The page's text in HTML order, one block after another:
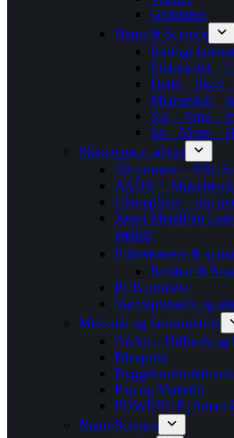
Globisens
Natur & Science
Biologi-
Elektricitet –
Hede – Skov
Mennesket –
Sol – Vind –
Sø – Mose –
Makerspace udstyr
3D printere –
AEON + Makeblock
ChompSaw – din
Xtool MetalFab
pakker
Folieskærere &
Brother &
PCB printere
Varmepressere og
Mekanik og konstruktion
Arckit – Udforsk og
Blueprint
Pap og Makedo
POWERUP | Smart
Natur/Science